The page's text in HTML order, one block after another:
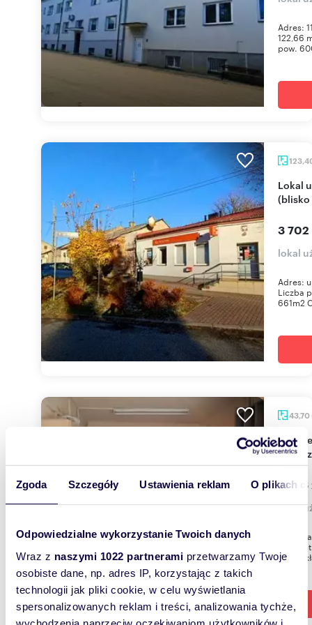
Zgoda Szczegóły Ustawienia reklam O plikach
Odpowiedzialne wykorzystanie Twoich danych
Wraz z naszymi 1022 partnerami przetwarzamy Twoje
osobiste dane, np. adres IP, korzystając z takich
technologii jak pliki cookie, w celu wyświetlania
spersonalizowanych reklam i treści, analizowania tychże,
Adres:
122,66
pow.
Lokal użytkowy 123,4 m² w centrum Łagowa
(blisko
3 702
lokal
Adres:
Liczba
661m2
43,70
Wynajem lokalu 43 m2 z parkingiem i
1 093
lokal
Do
na II
Lokal